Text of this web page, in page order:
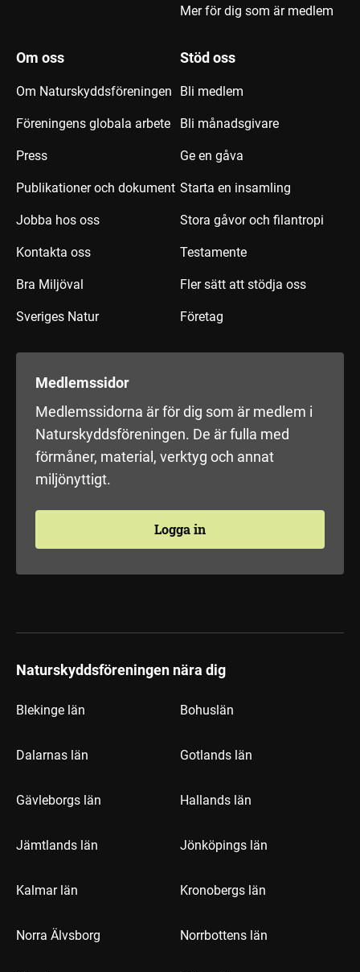
Mer för dig som är medlem
Om oss
Om Naturskyddsföreningen
Föreningens globala arbete
Press
Publikationer och dokument
Jobba hos oss
Kontakta oss
Bra Miljöval
Sveriges Natur
Stöd oss
Bli medlem
Bli månadsgivare
Ge en gåva
Starta en insamling
Stora gåvor och filantropi
Testamente
Fler sätt att stödja oss
Företag
Medlemssidor
Medlemssidorna är för dig som är medlem i
Naturskyddsföreningen. De är fulla med
förmåner, material, verktyg och annat
miljönyttigt.
Logga in
Naturskyddsföreningen nära dig
Blekinge län Bohuslän
Dalarnas län Gotlands län
Gävleborgs län Hallands län
Jämtlands län Jönköpings län
Kalmar län Kronobergs län
Norra Älvsborg Norrbottens län